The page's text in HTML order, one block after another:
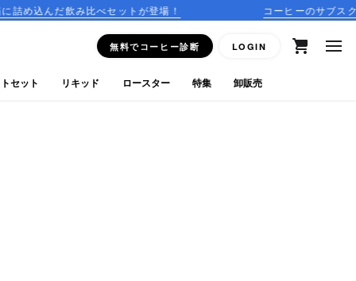
セットが登場！ コーヒーのサブスクリプションはこち
無料でコーヒー診断 LOGIN
セット リキッド ロースター 特集 卸販売